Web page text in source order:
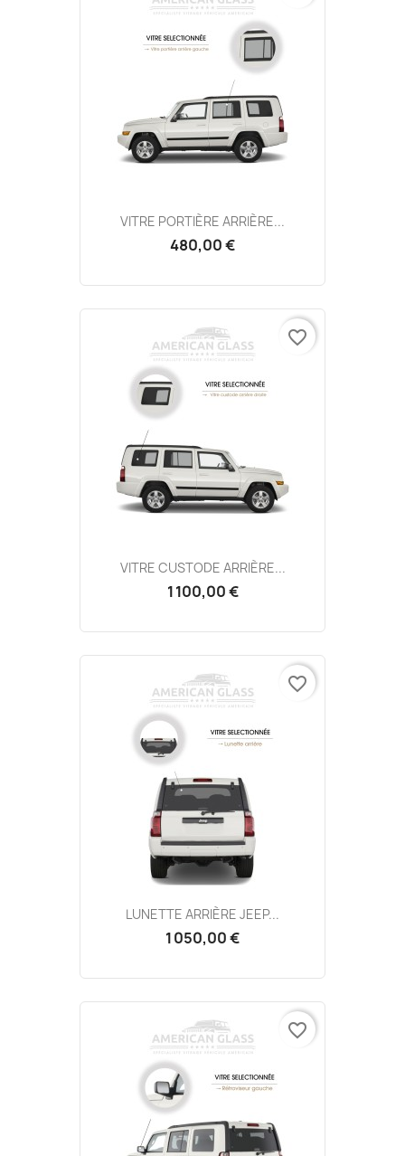
VITRE PORTIÈRE ARRIÈRE...
480,00 €
VITRE CUSTODE ARRIÈRE...
1 100,00 €
favorite_border
LUNETTE ARRIÈRE JEEP...
1 050,00 €
favorite_border
favorite_border